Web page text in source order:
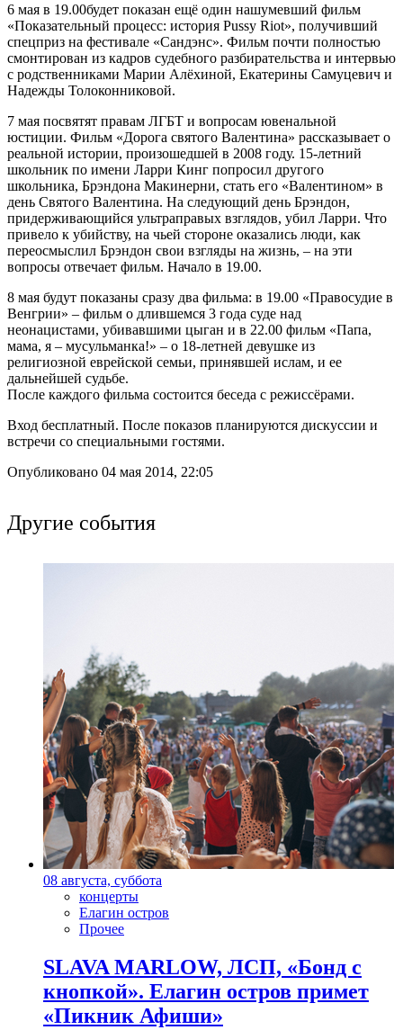
6 мая в 19.00будет показан ещё один нашумевший фильм
«Показательный процесс: история Pussy Riot», получивший
спецприз на фестивале «Сандэнс». Фильм почти полностью
смонтирован из кадров судебного разбирательства и интервью
с родственниками Марии Алёхиной, Екатерины Самуцевич и
Надежды Толоконниковой.
7 мая посвятят правам ЛГБТ и вопросам ювенальной
юстиции. Фильм «Дорога святого Валентина» рассказывает о
реальной истории, произошедшей в 2008 году. 15-летний
школьник по имени Ларри Кинг попросил другого
школьника, Брэндона Макинерни, стать его «Валентином» в
день Святого Валентина. На следующий день Брэндон,
придерживающийся ультраправых взглядов, убил Ларри. Что
привело к убийству, на чьей стороне оказались люди, как
переосмыслил Брэндон свои взгляды на жизнь, – на эти
вопросы отвечает фильм. Начало в 19.00.
8 мая будут показаны сразу два фильма: в 19.00 «Правосудие в
Венгрии» – фильм о длившемся 3 года суде над
неонацистами, убивавшими цыган и в 22.00 фильм «Папа,
мама, я – мусульманка!» – о 18-летней девушке из
религиозной еврейской семьи, принявшей ислам, и ее
дальнейшей судьбе.
После каждого фильма состоится беседа с режиссёрами.
Вход бесплатный. После показов планируются дискуссии и
встречи со специальными гостями.
Опубликовано 04 мая 2014, 22:05
Другие события
08 августа, суббота
концерты
Елагин остров
Прочее
SLAVA MARLOW, ЛСП, «Бонд с
кнопкой». Елагин остров примет
«Пикник Афиши»